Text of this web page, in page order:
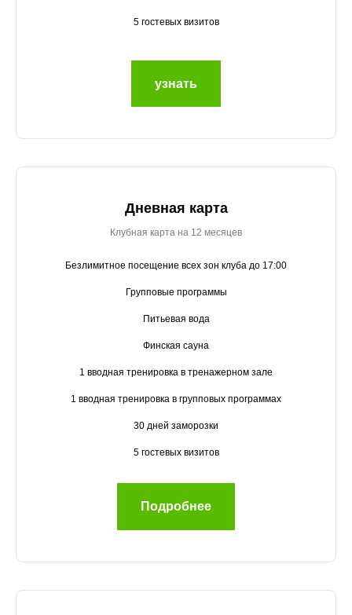
5 гостевых визитов
узнать
Дневная карта
Клубная карта на 12 месяцев
Безлимитное посещение всех зон клуба до 17:00
Групповые программы
Питьевая вода
Финская сауна
1 вводная тренировка в тренажерном зале
1 вводная тренировка в групповых программах
30 дней заморозки
5 гостевых визитов
Подробнее